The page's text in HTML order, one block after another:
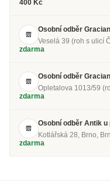
400 Kč
Osobní odběr
Veselá 39 (roh s ulicí
zdarma
Osobní odběr
Opletalova 1013/59
zdarma
Osobní odběr Antik u
Kotlářská 28, Brno,
zdarma